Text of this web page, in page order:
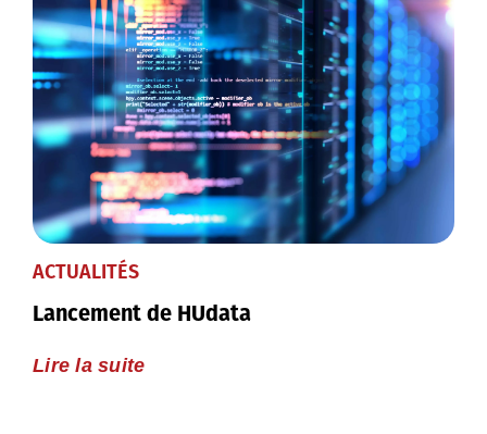
ACTUALITÉS
Lancement de HUdata
Lire la suite